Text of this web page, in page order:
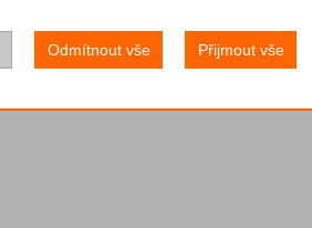
Odmítnout vše Přijmout vše